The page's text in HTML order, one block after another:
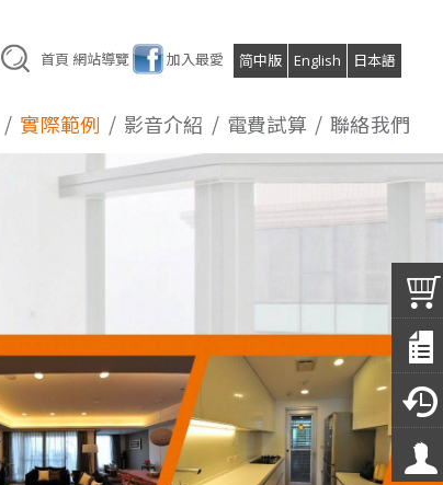
首頁 網站導覽 加入最愛 简中版 English 日本語
實際範例 影音介紹 電費試算 聯絡我們